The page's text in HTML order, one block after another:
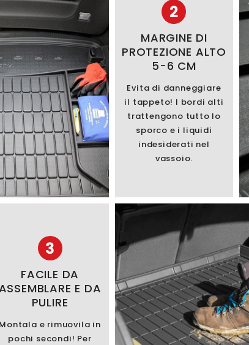
2
MARGINE DI
PROTEZIONE ALTO
5-6 CM
Evita di danneggiare
il tappeto! I bordi alti
trattengono tutto lo
sporco e i liquidi
indesiderati nel
vassoio.
3
FACILE DA
E DA
PULIRE
Montala e rimuovila in
pochi secondi! Per